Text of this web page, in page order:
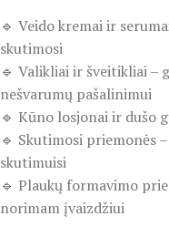
🔹 Veido kremai ir
skutimosi
🔹 Valikliai ir šveitikliai –
nešvarumų pašalinimui
🔹 Kūno losjonai ir dušo
🔹 Skutimosi priemonės
skutimuisi
🔹 Plaukų formavimo
norimam įvaizdžiui